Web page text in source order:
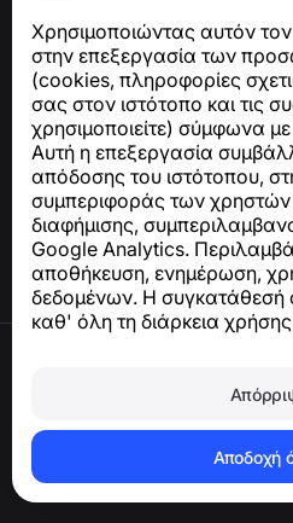
Χρησιμοποιώντας αυτόν τον
στην επεξεργασία των
(cookies, πληροφορίες
σας στον ιστότοπο και τις
χρησιμοποιείτε) σύμφωνα
Αυτή η επεξεργασία
απόδοσης του ιστότοπου,
συμπεριφοράς των χρηστών
διαφήμισης,
Google Analytics.
αποθήκευση, ενημέρωση,
δεδομένων. Η συγκατάθεσή
καθ' όλη τη διάρκεια
συμφωνείτε, σταματήστε να
ρυθμίσεις του
Αποδοχή
Για ερωτήσεις σχετικά με τη
support@numbuster.com
Κέντρο βοήθειας
Ειδήσεις και Άρθρα
Σχετικά με το έργο
Επαφές
Διαγραφή λογαριασμού και